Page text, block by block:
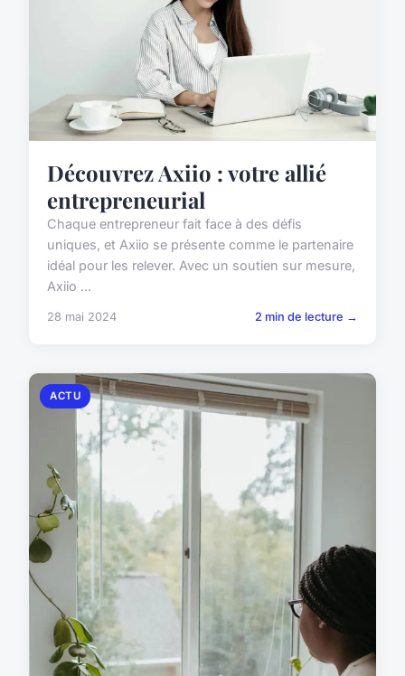
Découvrez Axiio : votre allié
entrepreneurial
Chaque entrepreneur fait face à des défis
uniques, et Axiio se présente comme le partenaire
idéal pour les relever. Avec un soutien sur mesure,
Axiio ...
28 mai 2024 2 min de lecture →
ACTU